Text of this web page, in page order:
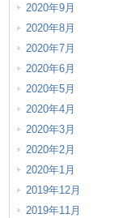
2020年9月
2020年8月
2020年7月
2020年6月
2020年5月
2020年4月
2020年3月
2020年2月
2020年1月
2019年12月
2019年11月